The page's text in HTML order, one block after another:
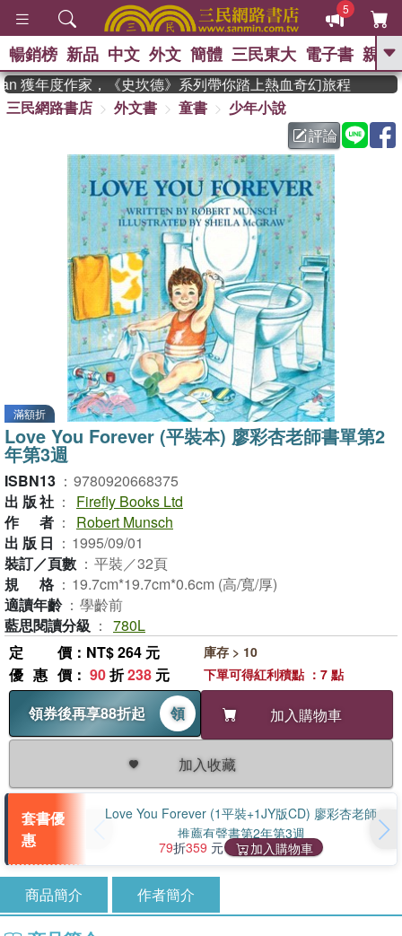
5
GO
熱搜： 東野圭吾 、
父親節 、 如果歷
暑期推薦 、 國際布克
獎 臺灣漫遊錄 、 方念華 、 台灣的李
登輝時代 、 數學女孩：黎曼猜想
偉大的迷走神經
暢銷榜 新品 中文 外文 簡體 三民東大 電子書 親子
年度作家，《史坎德》系列帶你踏上熱血奇幻旅程
三民網路書店
外文書 童書
少年小說
評論
滿額折
Love You Forever (平裝本) 廖彩杏老師書單第2
年第3週
ISBN13 ： 9780920668375
出版社 ：
Firefly Books Ltd
作者 ：
Robert Munsch
出版日 ： 1995/09/01
裝訂／頁數 ： 平裝／32頁
規格 ： 19.7cm*19.7cm*0.6cm (高/寬/厚)
適讀年齡 ： 學齡前
藍思閱讀分級 ： 780L
定價 ：NT$ 264 元
優惠價 ： 90折238 元
領券後再享88折起
領 加入購物車
加入收藏
庫存 > 10
下單可得紅利積點 ：7 點
套書優
惠
Love You Forever (1平裝+1JY版CD) 廖彩杏老師
推薦有聲書第2年第3週
79折359 元 加入購物車
商品簡介 作者簡介